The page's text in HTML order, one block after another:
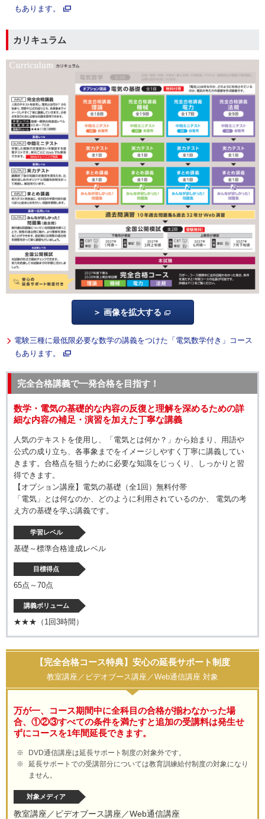
もあります。
カリキュラム
画像を拡大する
電験三種に最低限必要な数学の講義をつけた「電気数学付き」コース
もあります。
完全合格講義で一発合格を目指す！
数学・電気の基礎的な内容の反復と理解を深めるための詳
細な内容の補足・演習を加えた丁寧な講義
人気のテキストを使用し、「電気とは何か？」から始まり、用語や
公式の成り立ち、各事象までをイメージしやすく丁寧に講義してい
きます。合格点を狙うために必要な知識をじっくり、しっかりと習
得できます。
【オプション講座】電気の基礎（全1回）無料付帯
「電気」とは何なのか、どのように利用されているのか、 電気の考
え方の基礎を学ぶ講義です。
学習レベル
基礎～標準合格達成レベル
目標得点
65点～70点
講義ボリューム
★★★（1回3時間）
【完全合格コース特典】安心の延長サポート制度
教室講座／ビデオブース講座／Web通信講座 対象
万が一、コース期間中に全科目の合格が揃わなかった場
合、①②③すべての条件を満たすと追加の受講料は発生せ
ずにコースを1年間延長できます。
DVD通信講座は延長サポート制度の対象外です。
延長サポートでの受講部分については教育訓練給付制度の対象になり
ません。
対象メディア
教室講座／ビデオブース講座／Web通信講座